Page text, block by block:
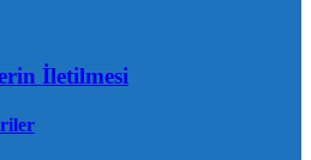
İletilmesi